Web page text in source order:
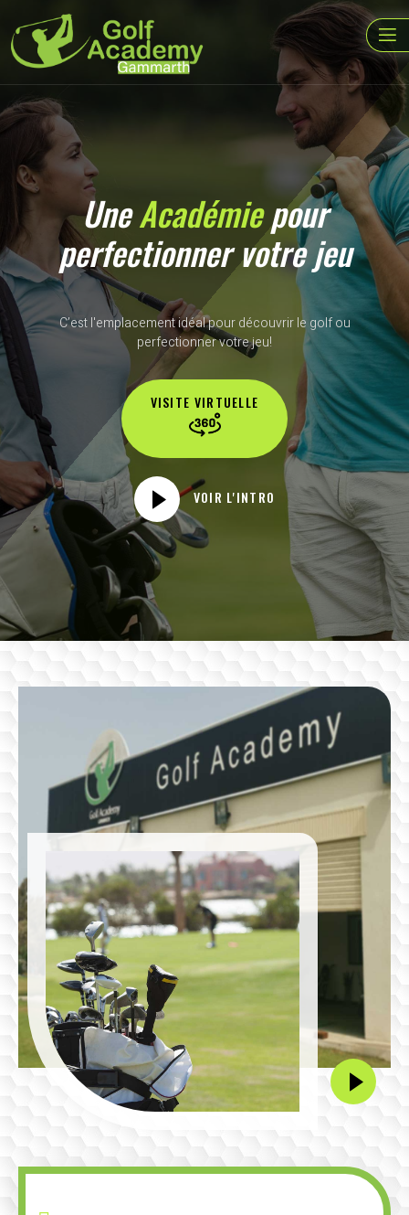
UneAcadémiepour
perfectionner votre jeu
C’est l'emplacement idéal pour découvrir le golf ou
perfectionner votre jeu!
VISITE VIRTUELLE
VOIR L'INTRO